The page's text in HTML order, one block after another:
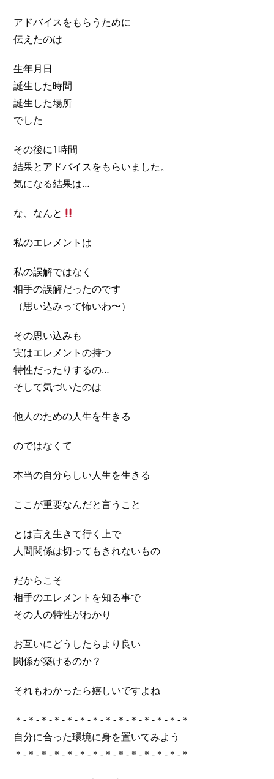
アドバイスをもらうために
伝えたのは
生年月日
誕生した時間
誕生した場所
でした
その後に1時間
結果とアドバイスをもらいました。
気になる結果は…
な、なんと
私のエレメントは
私の誤解ではなく
相手の誤解だったのです
（思い込みって怖いわ〜）
その思い込みも
実はエレメントの持つ
特性だったりするの…
そして気づいたのは
他人のための人生を生きる
のではなくて
本当の自分らしい人生を生きる
ここが重要なんだと言うこと
とは言え生きて行く上で
人間関係は切ってもきれないもの
だからこそ
相手のエレメントを知る事で
その人の特性がわかり
お互いにどうしたらより良い
関係が築けるのか？
それもわかったら嬉しいですよね
＊-＊-＊-＊-＊-＊-＊-＊-＊-＊-＊-＊-＊-＊
自分に合った環境に身を置いてみよう
＊-＊-＊-＊-＊-＊-＊-＊-＊-＊-＊-＊-＊-＊